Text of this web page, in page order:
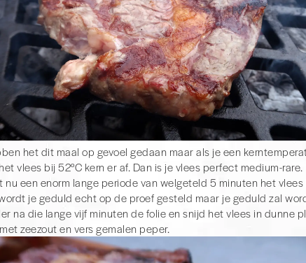
het dit maal op gevoel gedaan maar als je een
vlees bij 52°C kern er af. Dan is je vlees perfect medium-rare.
nu een enorm lange periode van welgeteld 5 minuten het
je geduld echt op de proef gesteld maar je geduld zal
na die lange vijf minuten de folie en snijd het vlees in dunne
zeezout en vers gemalen peper.